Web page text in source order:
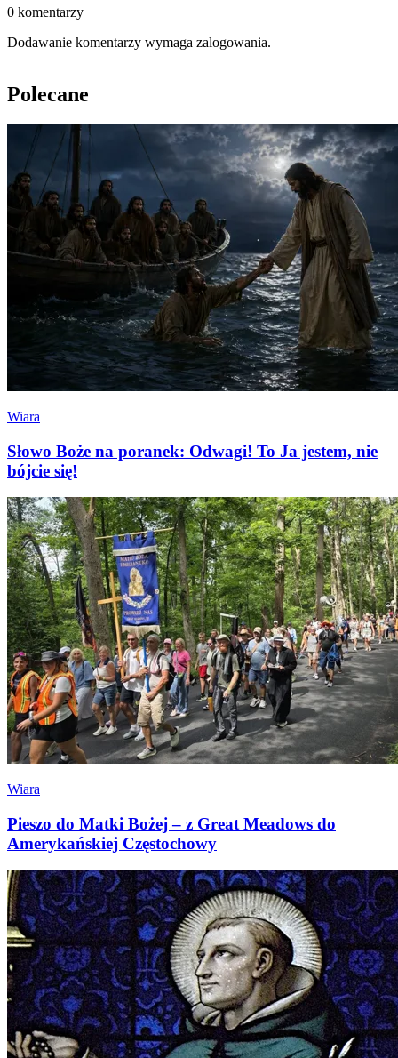
0 komentarzy
Dodawanie komentarzy wymaga zalogowania.
Polecane
Wiara
Słowo Boże na poranek: Odwagi! To Ja jestem, nie
bójcie się!
Wiara
Pieszo do Matki Bożej – z Great Meadows do
Amerykańskiej Częstochowy